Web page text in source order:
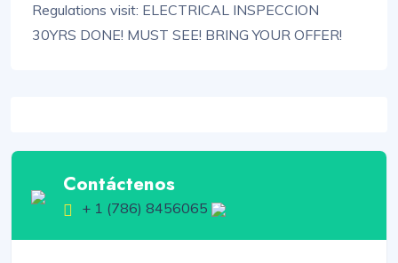
Regulations visit: ELECTRICAL INSPECCION
30YRS DONE! MUST SEE! BRING YOUR OFFER!
Contáctenos
+ 1 (786) 8456065